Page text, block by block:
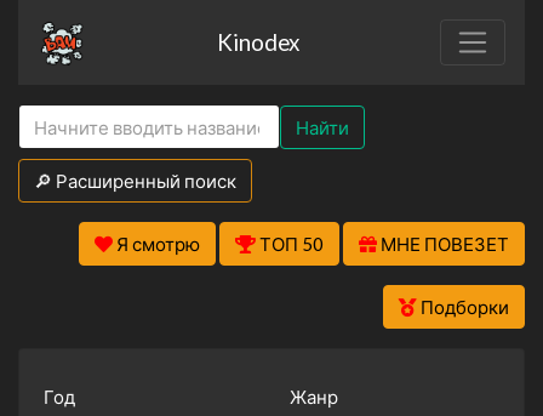
Kinodex
Найти
🔎 Расширенный поиск
Я смотрю ТОП 50 МНЕ ПОВЕЗЕТ
Подборки
Год Жанр